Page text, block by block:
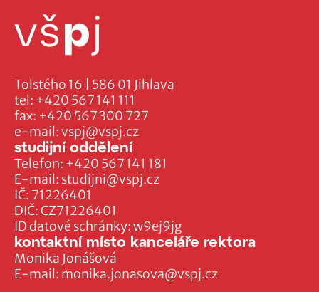
Tolstého 16 | 586 01 Jihlava
tel: +420 567 141 111
fax: +420 567 300 727
e-mail:vspj@vspj.cz
IČ: 71226401
DIČ: CZ71226401
ID datové schránky: w9ej9jg
studijní oddělení
Telefon: +420 567 141 181
E-mail: studijni@vspj.cz
kontaktní místo kanceláře rektora
Monika Jonášová
E-mail: monika.jonasova@vspj.cz